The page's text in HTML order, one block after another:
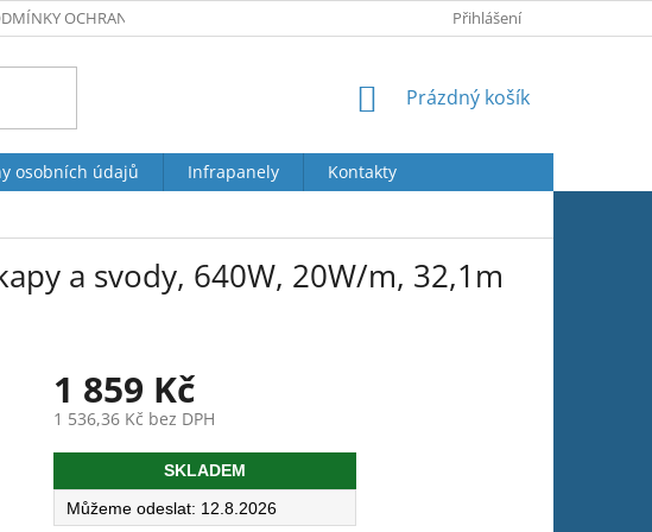
OCHRANY OSOBNÍCH ÚDAJŮ VRÁCENÍ ZBOŽÍ
Přihlášení
NÁKUPNÍ
Prázdný košík
osobních údajů Infrapanely
Kontakty
a svody, 640W, 20W/m, 32,1m
1 859 Kč
1 536,36 Kč bez DPH
Měrná
SKLADEM
12.8.2026